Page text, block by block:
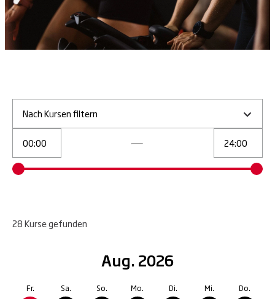
Nach Kursen filtern
28Kursegefunden
Aug. 2026
Fr. Sa. So. Mo. Di. Mi. Do.